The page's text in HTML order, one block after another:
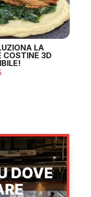
LA
COSTINE 3D